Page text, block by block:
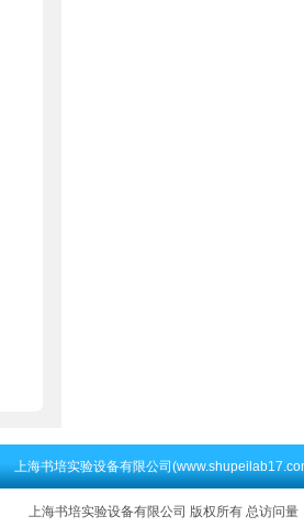
上海书培实验设备有限公司
上海书培实验设备有限公司 版权所有 总访问量